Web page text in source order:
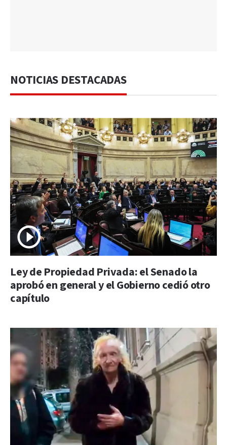
NOTICIAS DESTACADAS
Ley de Propiedad Privada: el Senado la
aprobó en general y el Gobierno cedió otro
capítulo